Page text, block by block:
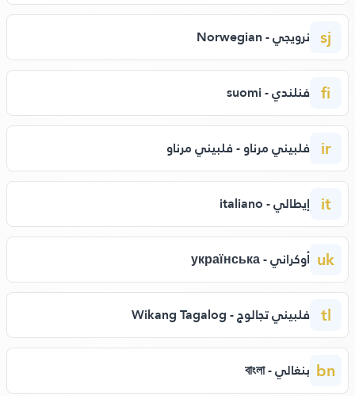
sj نرويجي - Norwegian
fi فنلندي - suomi
ir فلبيني مرناو - فلبيني مرناو
it إيطالي - italiano
uk أوكراني - українська
tl فلبيني تجالوج - Wikang Tagalog
bn بنغالي - বাংলা